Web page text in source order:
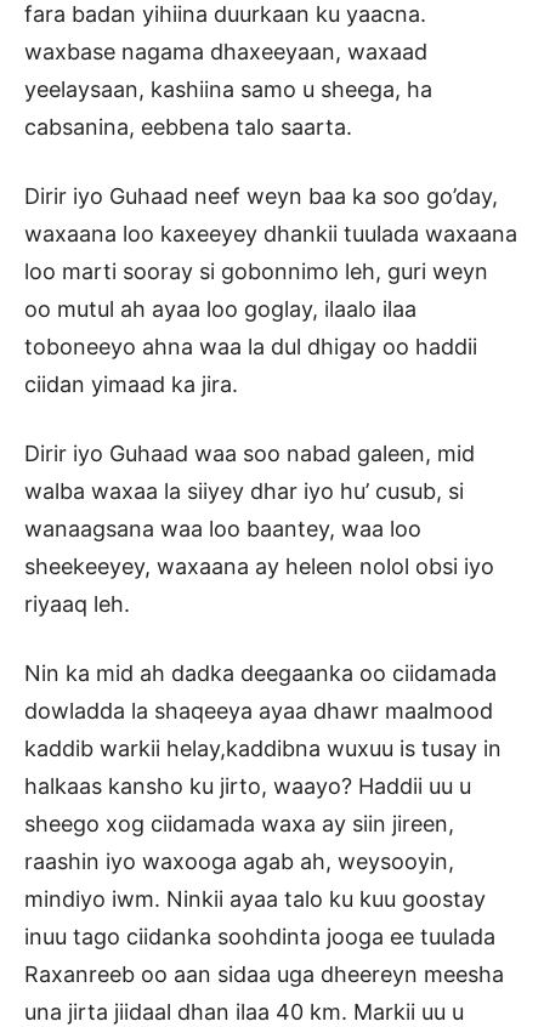
fara badan yihiina duurkaan ku yaacna.
waxbase nagama dhaxeeyaan, waxaad
yeelaysaan, kashiina samo u sheega, ha
cabsanina, eebbena talo saarta.
Dirir iyo Guhaad neef weyn baa ka soo go’day,
waxaana loo kaxeeyey dhankii tuulada waxaana
loo marti sooray si gobonnimo leh, guri weyn
oo mutul ah ayaa loo goglay, ilaalo ilaa
toboneeyo ahna waa la dul dhigay oo haddii
ciidan yimaad ka jira.
Dirir iyo Guhaad waa soo nabad galeen, mid
walba waxaa la siiyey dhar iyo hu’ cusub, si
wanaagsana waa loo baantey, waa loo
sheekeeyey, waxaana ay heleen nolol obsi iyo
riyaaq leh.
Nin ka mid ah dadka deegaanka oo ciidamada
dowladda la shaqeeya ayaa dhawr maalmood
kaddib warkii helay,kaddibna wuxuu is tusay in
halkaas kansho ku jirto, waayo? Haddii uu u
sheego xog ciidamada waxa ay siin jireen,
raashin iyo waxooga agab ah, weysooyin,
mindiyo iwm. Ninkii ayaa talo ku kuu goostay
inuu tago ciidanka soohdinta jooga ee tuulada
Raxanreeb oo aan sidaa uga dheereyn meesha
una jirta jiidaal dhan ilaa 40 km. Markii uu u